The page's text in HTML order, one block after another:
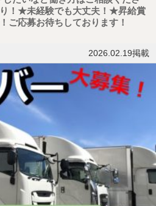
！★未経験でも大丈夫！★昇給賞
ご応募お待ちしております！
2026.02.19掲載